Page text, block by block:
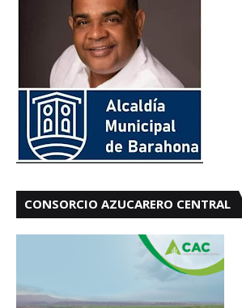
CONSORCIO AZUCARERO CENTRAL